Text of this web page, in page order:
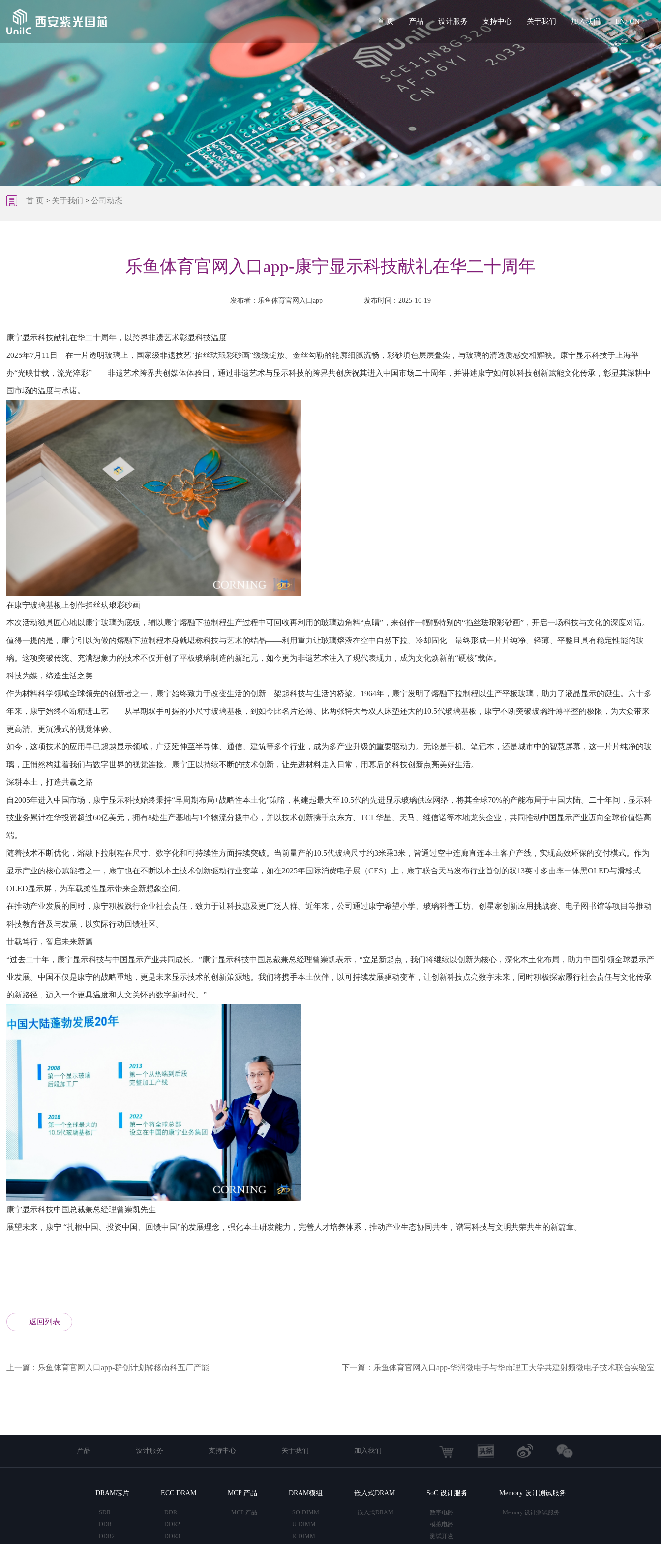
首 页 产品 设计服务 支持中心 关于我们 加入我们 EN/ CN
首 页> 关于我们 >公司动态
乐鱼体育官网入口app-康宁显示科技献礼在华二十周年
发布者：乐鱼体育官网入口app 发布时间：2025-10-19
康宁显示科技献礼在华二十周年，以跨界非遗艺术彰显科技温度
2025年7月11日—在一片透明玻璃上，国家级非遗技艺“掐丝珐琅彩砂画”缓缓绽放。金丝勾勒的轮廓细腻流畅，彩砂填色层层叠染，与玻璃的清透质感交相辉映。康宁显示科技于上海举
办“光映廿载，流光淬彩”——非遗艺术跨界共创媒体体验日，通过非遗艺术与显示科技的跨界共创庆祝其进入中国市场二十周年，并讲述康宁如何以科技创新赋能文化传承，彰显其深耕中
国市场的温度与承诺。
在康宁玻璃基板上创作掐丝珐琅彩砂画
本次活动独具匠心地以康宁玻璃为底板，辅以康宁熔融下拉制程生产过程中可回收再利用的玻璃边角料“点睛”，来创作一幅幅特别的“掐丝珐琅彩砂画”，开启一场科技与文化的深度对话。
值得一提的是，康宁引以为傲的熔融下拉制程本身就堪称科技与艺术的结晶——利用重力让玻璃熔液在空中自然下拉、冷却固化，最终形成一片片纯净、轻薄、平整且具有稳定性能的玻
璃。这项突破传统、充满想象力的技术不仅开创了平板玻璃制造的新纪元，如今更为非遗艺术注入了现代表现力，成为文化焕新的“硬核”载体。
科技为媒，缔造生活之美
作为材料科学领域全球领先的创新者之一，康宁始终致力于改变生活的创新，架起科技与生活的桥梁。1964年，康宁发明了熔融下拉制程以生产平板玻璃，助力了液晶显示的诞生。六十多
年来，康宁始终不断精进工艺——从早期双手可握的小尺寸玻璃基板，到如今比名片还薄、比两张特大号双人床垫还大的10.5代玻璃基板，康宁不断突破玻璃纤薄平整的极限，为大众带来
更高清、更沉浸式的视觉体验。
如今，这项技术的应用早已超越显示领域，广泛延伸至半导体、通信、建筑等多个行业，成为多产业升级的重要驱动力。无论是手机、笔记本，还是城市中的智慧屏幕，这一片片纯净的玻
璃，正悄然构建着我们与数字世界的视觉连接。康宁正以持续不断的技术创新，让先进材料走入日常，用幕后的科技创新点亮美好生活。
深耕本土，打造共赢之路
自2005年进入中国市场，康宁显示科技始终秉持“早周期布局+战略性本土化”策略，构建起最大至10.5代的先进显示玻璃供应网络，将其全球70%的产能布局于中国大陆。二十年间，显示科
技业务累计在华投资超过60亿美元，拥有8处生产基地与1个物流分拨中心，并以技术创新携手京东方、TCL华星、天马、维信诺等本地龙头企业，共同推动中国显示产业迈向全球价值链高
端。
随着技术不断优化，熔融下拉制程在尺寸、数字化和可持续性方面持续突破。当前量产的10.5代玻璃尺寸约3米乘3米，皆通过空中连廊直连本土客户产线，实现高效环保的交付模式。作为
显示产业的核心赋能者之一，康宁也在不断以本土技术创新驱动行业变革，如在2025年国际消费电子展（CES）上，康宁联合天马发布行业首创的双13英寸多曲率一体黑OLED与滑移式
OLED显示屏，为车载柔性显示带来全新想象空间。
在推动产业发展的同时，康宁积极践行企业社会责任，致力于让科技惠及更广泛人群。近年来，公司通过康宁希望小学、玻璃科普工坊、创星家创新应用挑战赛、电子图书馆等项目等推动
科技教育普及与发展，以实际行动回馈社区。
廿载笃行，智启未来新篇
“过去二十年，康宁显示科技与中国显示产业共同成长。”康宁显示科技中国总裁兼总经理曾崇凯表示，“立足新起点，我们将继续以创新为核心，深化本土化布局，助力中国引领全球显示产
业发展。中国不仅是康宁的战略重地，更是未来显示技术的创新策源地。我们将携手本土伙伴，以可持续发展驱动变革，让创新科技点亮数字未来，同时积极探索履行社会责任与文化传承
的新路径，迈入一个更具温度和人文关怀的数字新时代。”
康宁显示科技中国总裁兼总经理曾崇凯先生
展望未来，康宁 “扎根中国、投资中国、回馈中国”的发展理念，强化本土研发能力，完善人才培养体系，推动产业生态协同共生，谱写科技与文明共荣共生的新篇章。
返回列表
上一篇：乐鱼体育官网入口app-群创计划转移南科五厂产能 下一篇：乐鱼体育官网入口app-华润微电子与华南理工大学共建射频微电子技术联合实验室
产品 设计服务 支持中心 关于我们 加入我们
DRAM芯片
· SDR
· DDR
· DDR2
ECC DRAM
· DDR
· DDR2
· DDR3
MCP 产品
· MCP 产品
DRAM模组
· SO-DIMM
· U-DIMM
· R-DIMM
嵌入式DRAM
· 嵌入式DRAM
SoC 设计服务
· 数字电路
· 模拟电路
· 测试开发
Memory 设计测试服务
· Memory 设计测试服务